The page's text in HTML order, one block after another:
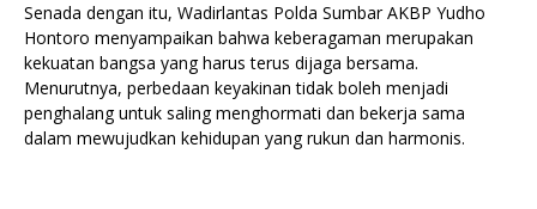
Senada dengan itu, Wadirlantas Polda Sumbar AKBP Yudho
Hontoro menyampaikan bahwa keberagaman merupakan
kekuatan bangsa yang harus terus dijaga bersama.
Menurutnya, perbedaan keyakinan tidak boleh menjadi
penghalang untuk saling menghormati dan bekerja sama
dalam mewujudkan kehidupan yang rukun dan harmonis.